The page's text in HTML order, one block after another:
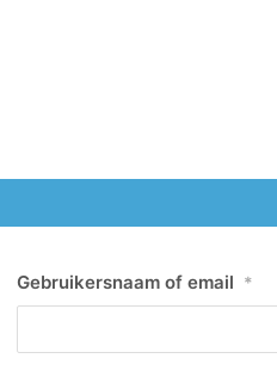
Gebruikersnaam of email *